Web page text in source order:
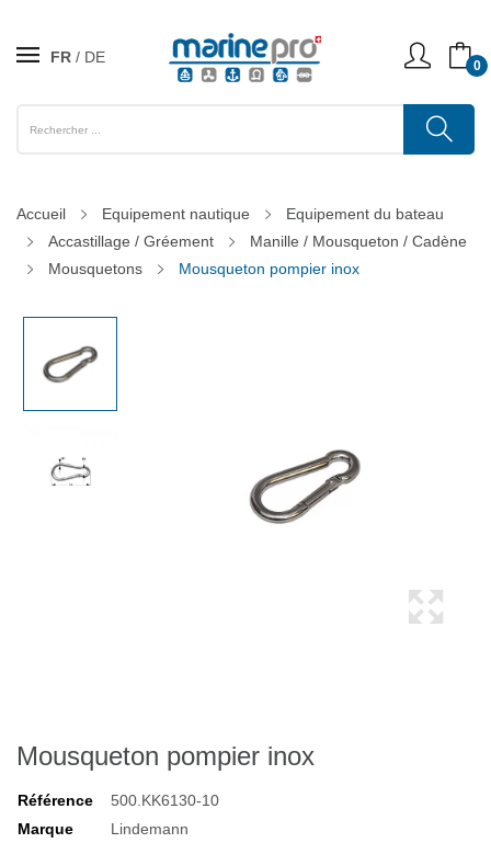
FR DE 0
Accueil Equipement nautique
Equipement du bateau
Accastillage / Gréement
Manille / Mousqueton / Cadène
Mousquetons
Mousqueton pompier inox
Mousqueton pompier inox
Référence
500.KK6130-10
Marque
Lindemann